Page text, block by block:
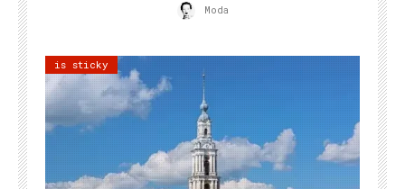
Moda
is sticky